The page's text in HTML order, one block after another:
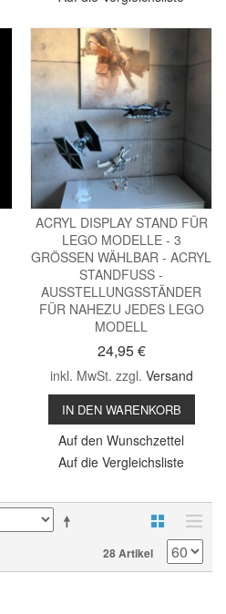
ACRYL DISPLAY STAND FÜR
LEGO MODELLE - 3
GRÖSSEN WÄHLBAR - ACRYL S
TANDFUSS - AU
SSTELLUNGSSTÄNDER FÜ
R NAHEZU JEDES LEGO MO
DELL
24,95 €
inkl. MwSt. zzgl. Versand
IN DEN WARENKORB
Auf den Wunschzettel
Auf die Vergleichsliste
28 Artikel